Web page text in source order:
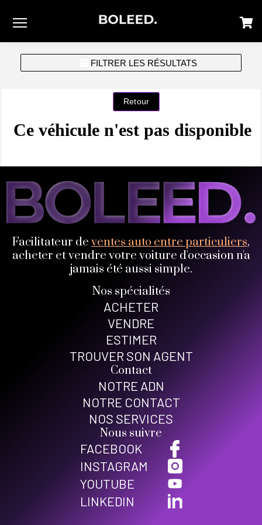
FILTRER LES RÉSULTATS
Ce véhicule n'est pas disponible
Facilitateur deventes auto entre particuliers,
acheter et vendre votre voiture d'occasion n'a
jamais été aussi simple.
Nos spécialités
ACHETER
VENDRE
ESTIMER
TROUVER SON AGENT
Contact
NOTRE ADN
NOTRE CONTACT
NOS SERVICES
Nous suivre
FACEBOOK
INSTAGRAM
YOUTUBE
LINKEDIN